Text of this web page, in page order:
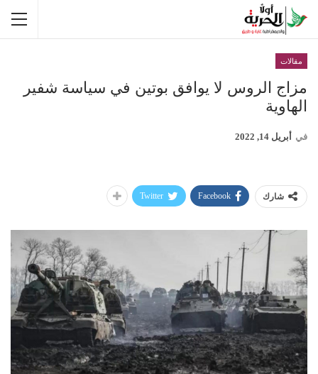
مقالات
مزاج الروس لا يوافق بوتين في سياسة شفير
الهاوية
في أبريل 14, 2022
شارك Facebook
Twitter